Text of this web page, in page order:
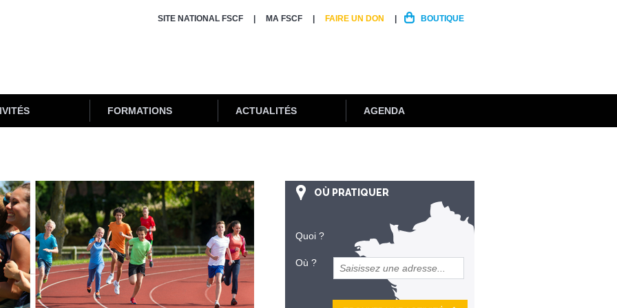
SITE NATIONAL FSCF MA FSCF FAIRE UN DON BOUTIQUE
FORMATIONS ACTUALITÉS AGENDA
OÙ PRATIQUER
Quoi ?
Où ?
et